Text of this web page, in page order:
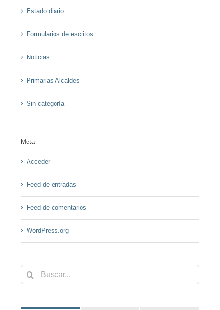
Estado diario
Formularios de escritos
Noticias
Primarias Alcaldes
Sin categoría
Meta
Acceder
Feed de entradas
Feed de comentarios
WordPress.org
Buscar: